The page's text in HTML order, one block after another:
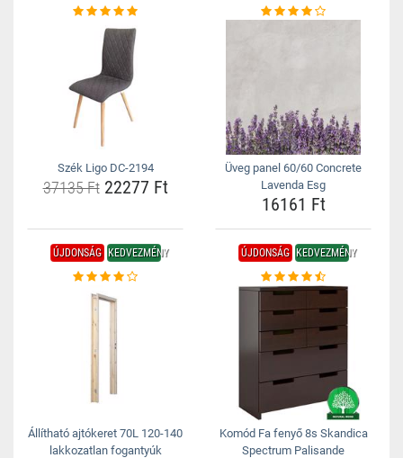
Szék Ligo DC-2194
37135 Ft22277 Ft
Üveg panel 60/60 Concrete
Lavenda Esg
16161 Ft
ÚJDONSÁG KEDVEZMÉNY
Állítható ajtókeret 70L 120-140
lakkozatlan fogantyúk
ÚJDONSÁG KEDVEZMÉNY
Komód Fa fenyő 8s Skandica
Spectrum Palisande